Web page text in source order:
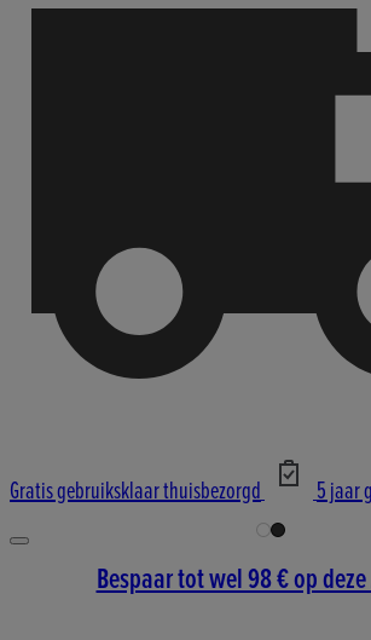
Gratis gebruiksklaar thuisbezorgd 5 jaar
Bespaar tot wel 98 € op